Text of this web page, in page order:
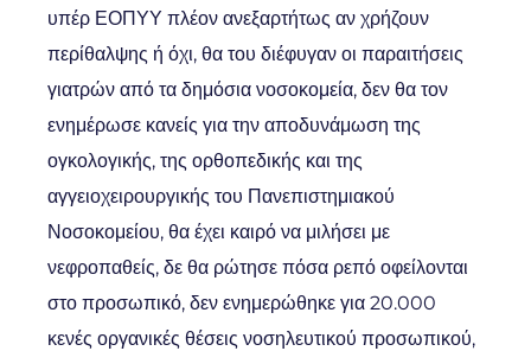
υπέρ ΕΟΠΥΥ πλέον ανεξαρτήτως αν χρήζουν
περίθαλψης ή όχι, θα του διέφυγαν οι παραιτήσεις
γιατρών από τα δημόσια νοσοκομεία, δεν θα τον
ενημέρωσε κανείς για την αποδυνάμωση της
ογκολογικής, της ορθοπεδικής και της
αγγειοχειρουργικής του Πανεπιστημιακού
Νοσοκομείου, θα έχει καιρό να μιλήσει με
νεφροπαθείς, δε θα ρώτησε πόσα ρεπό οφείλονται
στο προσωπικό, δεν ενημερώθηκε για 20.000
κενές οργανικές θέσεις νοσηλευτικού προσωπικού,